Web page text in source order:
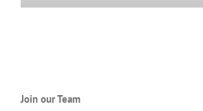
Join our Team